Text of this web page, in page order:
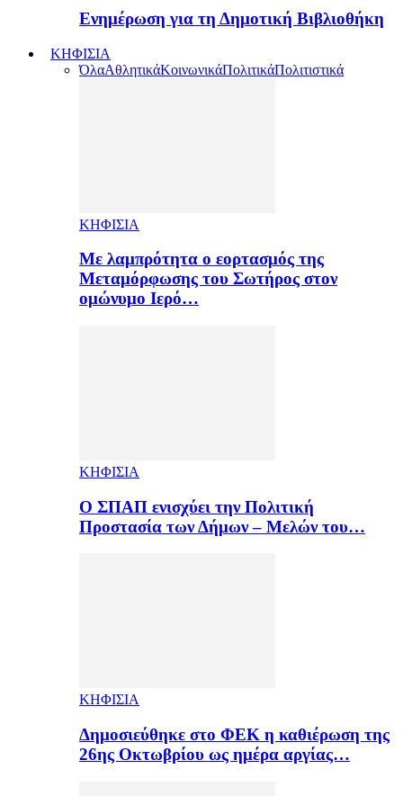
Ενημέρωση για τη Δημοτική Βιβλιοθήκη
ΚΗΦΙΣΙΑ
ΌλαΑθλητικάΚοινωνικάΠολιτικάΠολιτιστικά
ΚΗΦΙΣΙΑ
Με λαμπρότητα ο εορτασμός της
Μεταμόρφωσης του Σωτήρος στον
ομώνυμο Ιερό…
ΚΗΦΙΣΙΑ
Ο ΣΠΑΠ ενισχύει την Πολιτική
Προστασία των Δήμων – Μελών του…
ΚΗΦΙΣΙΑ
Δημοσιεύθηκε στο ΦΕΚ η καθιέρωση της
26ης Οκτωβρίου ως ημέρα αργίας…